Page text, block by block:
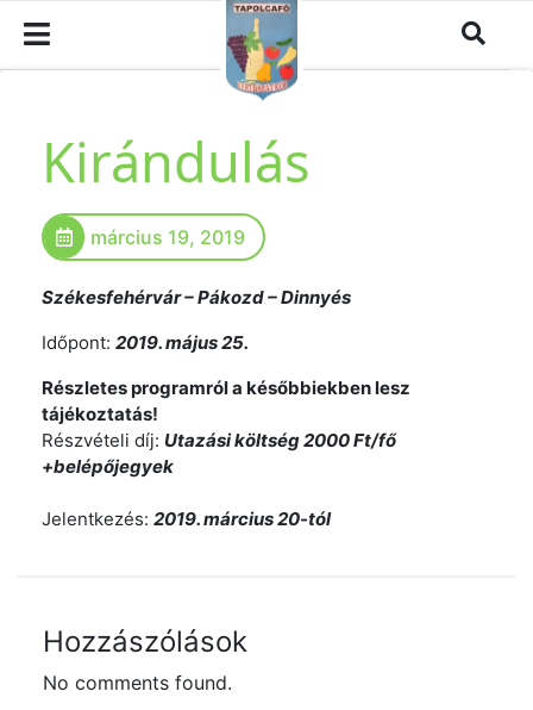
Kirándulás
március 19, 2019
Székesfehérvár – Pákozd – Dinnyés
Időpont: 2019. május 25.
Részletes programról a későbbiekben lesz
tájékoztatás!
Részvételi díj: Utazási költség 2000 Ft/fő
+belépőjegyek
Jelentkezés: 2019. március 20-tól
Hozzászólások
No comments found.